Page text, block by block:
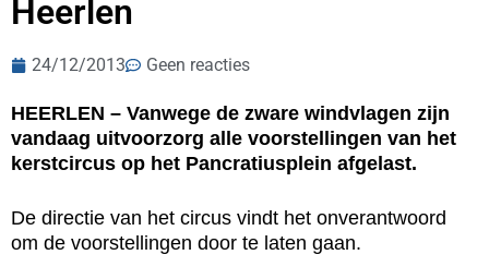
Heerlen
24/12/2013 Geen reacties
HEERLEN – Vanwege de zware windvlagen zijn
vandaag uitvoorzorg alle voorstellingen van het
kerstcircus op het Pancratiusplein afgelast.
De directie van het circus vindt het onverantwoord
om de voorstellingen door te laten gaan.